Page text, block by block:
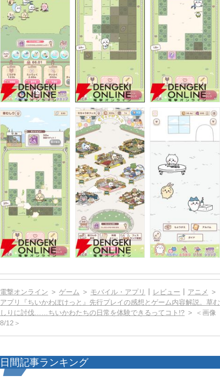
電撃オンライン ゲーム モバイル・アプリ レビュー
アニメ
アプリ『ちいかわぽけっと』先行プレイの感想とゲーム内容解説。草む
しりに討伐……ちいかわたちの日常を体験できるってコト!?
＜画像
8/12＞
日間記事ランキング